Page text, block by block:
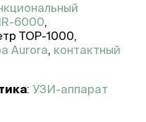
6000,
TOP-1000,
Aurora, контактный
: УЗИ-аппарат